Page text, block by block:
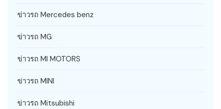
ข่าวรถ Mercedes benz
ข่าวรถ MG
ข่าวรถ MI MOTORS
ข่าวรถ MINI
ข่าวรถ Mitsubishi